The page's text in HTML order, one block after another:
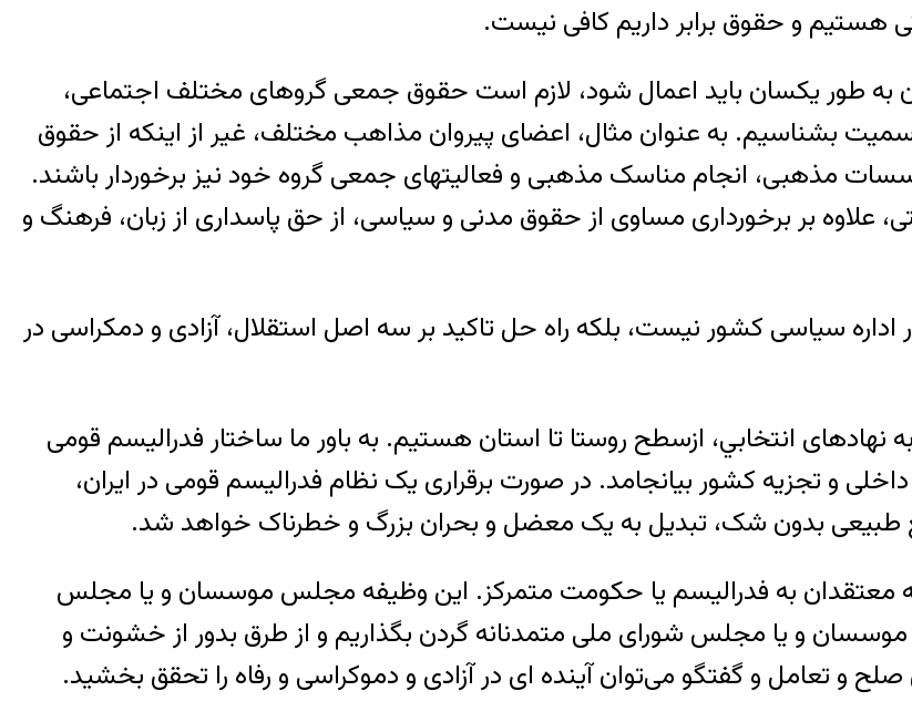
هستیم و حقوق برابر داریم کافی نیست.
به طور یکسان باید اعمال شود، لازم است حقوق جمعی گروهای مختلف اجتماعی،
بشناسیم. به عنوان مثال، اعضای پیروان مذاهب مختلف، غیر از اینکه از حقوق
مذهبی، انجام مناسک مذهبی و فعالیتهای جمعی گروه خود نیز برخوردار باشند.
علاوه بر برخورداری مساوی از حقوق مدنی و سیاسی، از حق پاسداری از زبان، فرهنگ و
سیاسی کشور نیست، بلکه راه حل تاکید بر سه اصل استقلال، آزادی و دمکراسی در
نهادهای انتخابي، ازسطح روستا تا استان هستیم. به باور ما ساختار فدرالیسم قومی
و تجزیه کشور بیانجامد. در صورت برقراری یک نظام فدرالیسم قومی در ایران،
طبیعی بدون شک، تبدیل به یک معضل و بحران بزرگ و خطرناک خواهد شد.
معتقدان به فدرالیسم یا حکومت متمرکز. این وظیفه مجلس موسسان و یا مجلس
و یا مجلس شورای ملی متمدنانه گردن بگذاریم و از طرق بدور از خشونت و
و تعامل و گفتگو می‌توان آینده ای در آزادی و دموکراسی و رفاه را تحقق بخشید.